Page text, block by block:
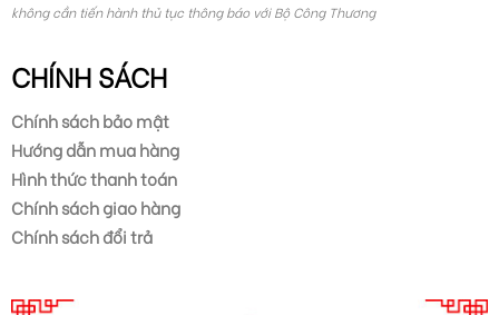
không cần tiến hành thủ tục thông báo với Bộ Công Thương
CHÍNH SÁCH
Chính sách bảo mật
Hướng dẫn mua hàng
Hình thức thanh toán
Chính sách giao hàng
Chính sách đổi trả